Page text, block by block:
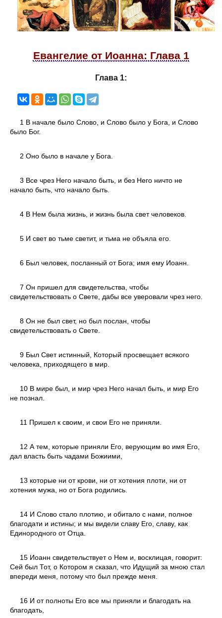
Евангелие от Иоанна: Глава 1
Глава 1:
1 В начале было Слово, и Слово было у Бога, и Слово
было Бог.
2 Оно было в начале у Бога.
3 Все чрез Него начало быть, и без Него ничто не
начало быть, что начало быть.
4 В Нем была жизнь, и жизнь была свет человеков.
5 И свет во тьме светит, и тьма не объяла его.
6 Был человек, посланный от Бога; имя ему Иоанн.
7 Он пришел для свидетельства, чтобы
свидетельствовать о Свете, дабы все уверовали чрез него.
8 Он не был свет, но был послан, чтобы
свидетельствовать о Свете.
9 Был Свет истинный, Который просвещает всякого
человека, приходящего в мир.
10 В мире был, и мир чрез Него начал быть, и мир Его
не познал.
11 Пришел к своим, и свои Его не приняли.
12 А тем, которые приняли Его, верующим во имя Его,
дал власть быть чадами Божиими,
13 которые ни от крови, ни от хотения плоти, ни от
хотения мужа, но от Бога родились.
14 И Слово стало плотию, и обитало с нами, полное
благодати и истины; и мы видели славу Его, славу, как
Единородного от Отца.
15 Иоанн свидетельствует о Нем и, восклицая, говорит:
Сей был Тот, о Котором я сказал, что Идущий за мною стал
впереди меня, потому что был прежде меня.
16 И от полноты Его все мы приняли и благодать на
благодать,